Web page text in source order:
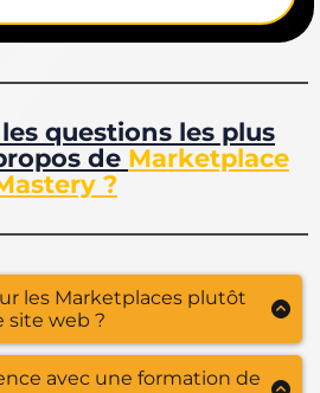
questions les plus
de Marketplace
?
les Marketplaces plutôt
site web ?
est souvent plus
d'un site personnel car
avec une formation de